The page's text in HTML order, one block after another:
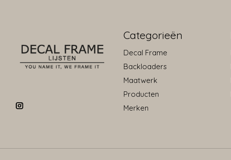
Categorieën
Decal Frame
Backloaders
Maatwerk
Producten
Merken